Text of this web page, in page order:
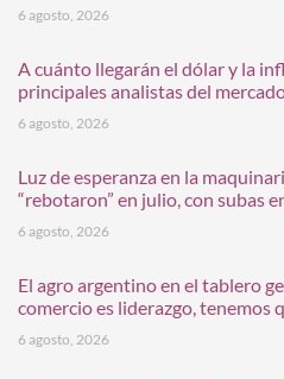
6 agosto, 2026
A cuánto llegarán el dólar y la
principales analistas del
6 agosto, 2026
Luz de esperanza en la
“rebotaron” en julio, con subas
6 agosto, 2026
El agro argentino en el tablero
comercio es liderazgo, tenemos
6 agosto, 2026